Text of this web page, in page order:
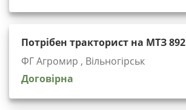
Потрібен тракторист на МТЗ 892
ФГ Агромир , Вільногірськ
Договірна